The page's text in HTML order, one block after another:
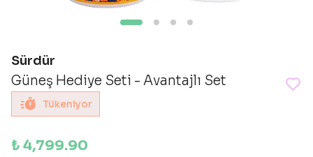
Sürdür
Güneş Hediye Seti - Avantajlı Set
Tükeniyor
₺ 4,799.90